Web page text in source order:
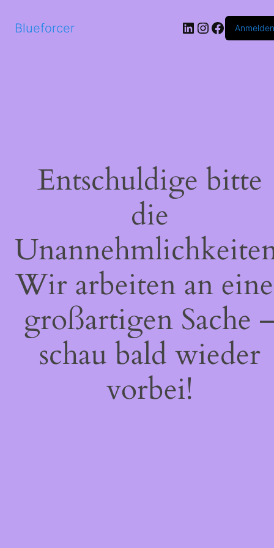
Blueforcer LinkedIn
Instagram
Anmelden
Entschuldige bitte
die
Wir arbeiten an
großartigen Sache
schau bald wieder
vorbei!